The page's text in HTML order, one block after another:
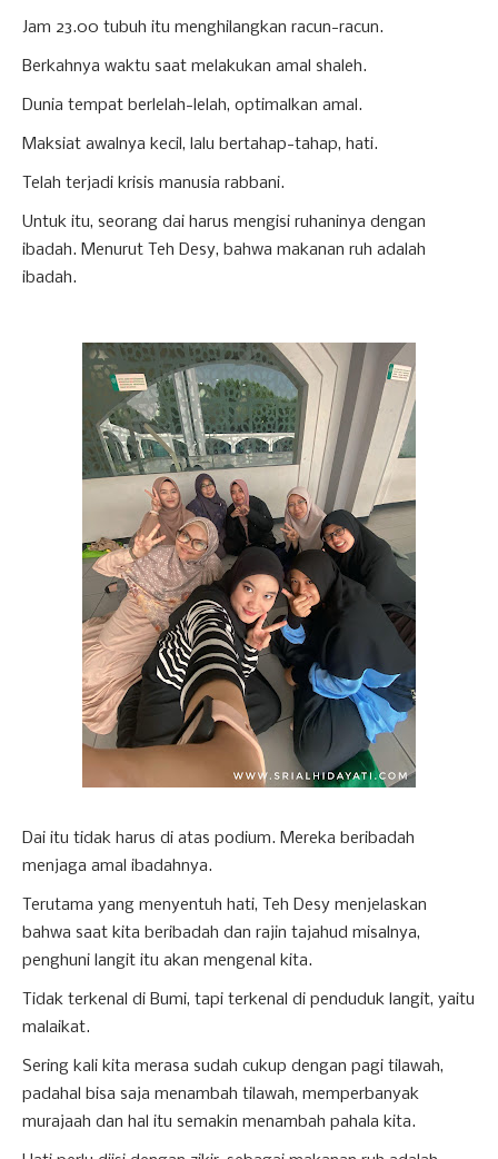
Jam 23.00 tubuh itu menghilangkan racun-racun.
Berkahnya waktu saat melakukan amal shaleh.
Dunia tempat berlelah-lelah, optimalkan amal.
Maksiat awalnya kecil, lalu bertahap-tahap, hati.
Telah terjadi krisis manusia rabbani.
Untuk itu, seorang dai harus mengisi ruhaninya dengan
ibadah. Menurut Teh Desy, bahwa makanan ruh adalah
ibadah.
Dai itu tidak harus di atas podium. Mereka beribadah
menjaga amal ibadahnya.
Terutama yang menyentuh hati, Teh Desy menjelaskan
bahwa saat kita beribadah dan rajin tajahud misalnya,
penghuni langit itu akan mengenal kita.
Tidak terkenal di Bumi, tapi terkenal di penduduk langit, yaitu
malaikat.
Sering kali kita merasa sudah cukup dengan pagi tilawah,
padahal bisa saja menambah tilawah, memperbanyak
murajaah dan hal itu semakin menambah pahala kita.